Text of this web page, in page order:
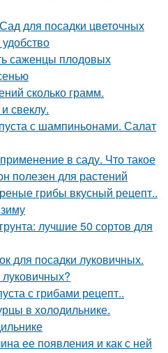
для посадки цветочных
саженцы плодовых
сколько грамм.
свеклу.
с шампиньонами. Салат
в саду. Что такое
полезен для растений
грибы вкусный рецепт..
лучшие 50 сортов для
для посадки луковичных.
с грибами рецепт..
в холодильнике.
ее появления и как с ней